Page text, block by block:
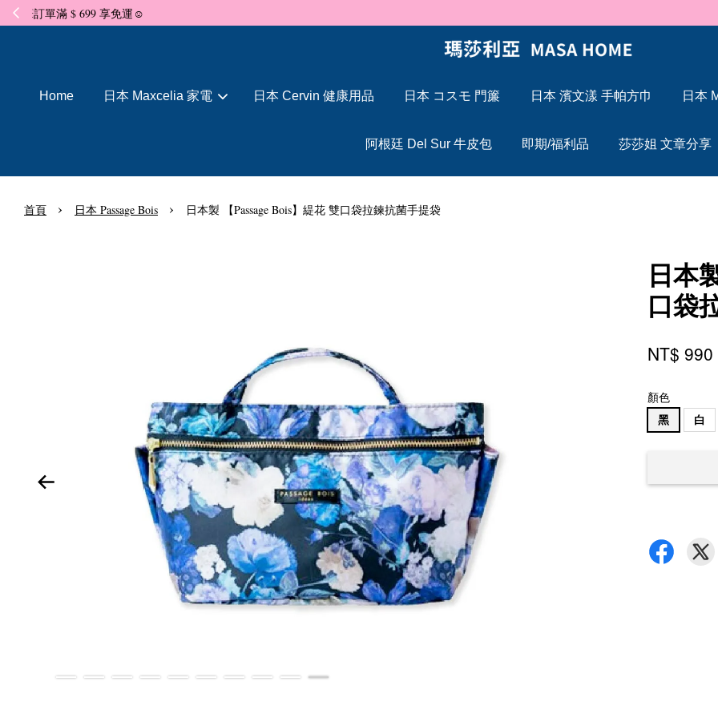
Home 日本 Maxcelia 家電 日本 Cervin 健康用品 日本 コスモ 門簾 日本 濱文漾 手帕方巾 日本
阿根廷 Del Sur 牛皮包 即期/福利品 莎莎姐 文章分享
首頁 › 日本 Passage Bois › 日本製 【Passage Bois】緹花 雙口袋拉鍊抗菌手提袋
日本
口袋
NT$ 990
顏色
黑 白
您的購物車目前還是空的。